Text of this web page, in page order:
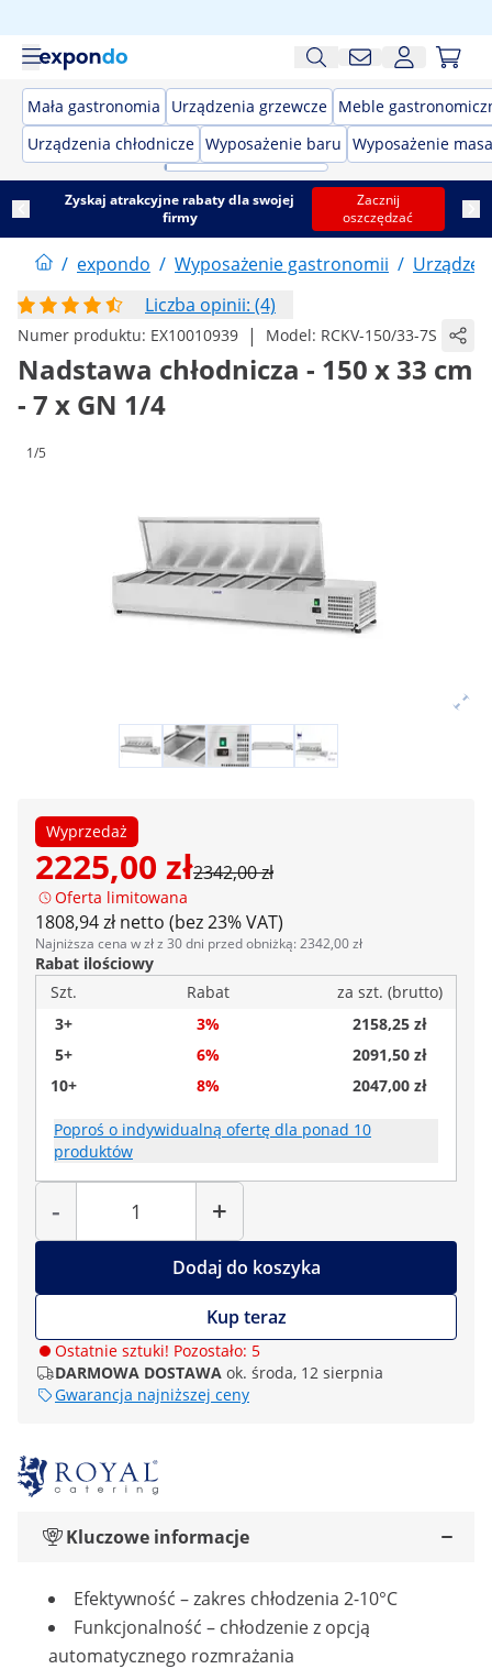
Mała gastronomia Urządzenia grzewcze Meble
Urządzenia chłodnicze Wyposażenie baru Wyposażenie
Zyskaj atrakcyjne rabaty dla swojej
firmy
Zacznij
oszczędzać
/ expondo / Wyposażenie gastronomii /
Liczba opinii: (4)
Numer produktu: EX10010939 | Model: RCKV-150/33-7S
Nadstawa chłodnicza - 150 x 33 cm
- 7 x GN 1/4
1/5
Wyprzedaż
2225,00 zł2342,00 zł
Oferta limitowana
1808,94 zł netto (bez 23% VAT)
Najniższa cena w zł z 30 dni przed obniżką: 2342,00 zł
Rabat ilościowy
Szt.
Rabat
za szt. (brutto)
3+
3%
2158,25 zł
5+
6%
2091,50 zł
10+
8% 2047,00 zł
Poproś o indywidualną ofertę dla ponad 10
produktów
-
Liczba
+
Dodaj do koszyka
Kup teraz
Ostatnie sztuki! Pozostało: 5
DARMOWA DOSTAWA ok. środa, 12 sierpnia
Gwarancja najniższej ceny
Kluczowe informacje
Efektywność – zakres chłodzenia 2-10°C
Funkcjonalność – chłodzenie z opcją
automatycznego rozmrażania